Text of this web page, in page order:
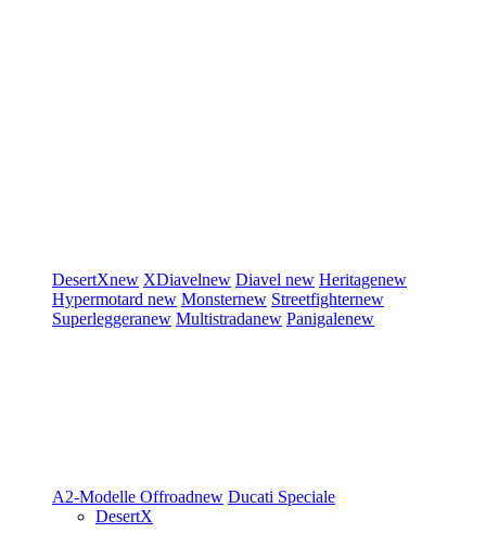
DesertXnew XDiavelnew Diavel new Heritagenew
Hypermotard new Monsternew Streetfighternew
Superleggeranew Multistradanew Panigalenew
A2-Modelle Offroadnew Ducati Speciale
DesertX